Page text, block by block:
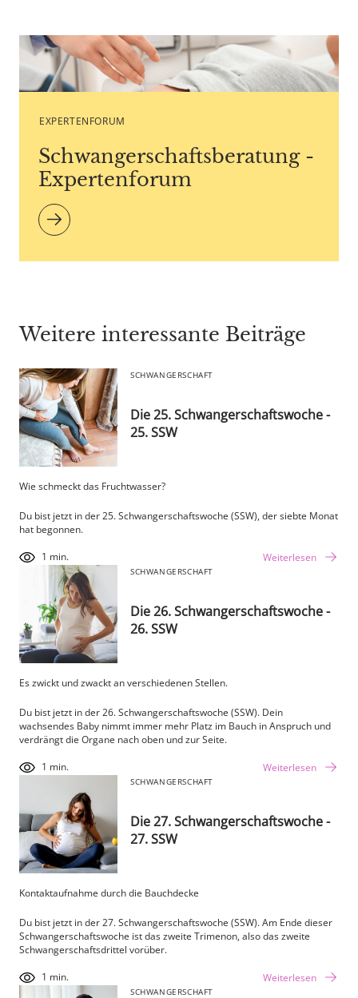
Caption Pixel-Shot - Copyright agency stock.adobe.com
EXPERTENFORUM
Schwangerschaftsberatung -
Expertenforum
Weitere interessante Beiträge
SCHWANGERSCHAFT
Die 25. Schwangerschaftswoche -
25. SSW
Wie schmeckt das Fruchtwasser?
Du bist jetzt in der 25. Schwangerschaftswoche (SSW), der siebte Monat
hat begonnen.
Weiterlesen
1 min.
SCHWANGERSCHAFT
Die 26. Schwangerschaftswoche -
26. SSW
Es zwickt und zwackt an verschiedenen Stellen.
Du bist jetzt in der 26. Schwangerschaftswoche (SSW). Dein
wachsendes Baby nimmt immer mehr Platz im Bauch in Anspruch und
verdrängt die Organe nach oben und zur Seite.
Weiterlesen
1 min.
SCHWANGERSCHAFT
Die 27. Schwangerschaftswoche -
27. SSW
Kontaktaufnahme durch die Bauchdecke
Du bist jetzt in der 27. Schwangerschaftswoche (SSW). Am Ende dieser
Schwangerschaftswoche ist das zweite Trimenon, also das zweite
Schwangerschaftsdrittel vorüber.
Weiterlesen
1 min.
SCHWANGERSCHAFT